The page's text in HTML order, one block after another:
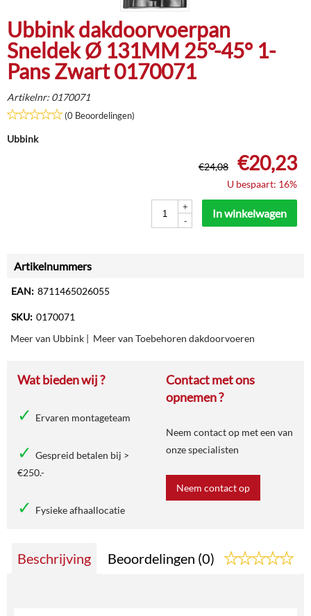
Ubbink dakdoorvoerpan
Sneldek Ø 131MM 25°-45° 1-
Pans Zwart 0170071
Artikelnr: 0170071
(0 Beoordelingen)
Ubbink
€24,08 €20,23
U bespaart: 16%
+
-
In winkelwagen
Artikelnummers
EAN: 8711465026055
SKU: 0170071
Meer van Ubbink | Meer van Toebehoren dakdoorvoeren
Wat bieden wij ?
Ervaren montageteam
Gespreid betalen bij >
€250.-
Fysieke afhaallocatie
Contact met ons
opnemen ?
Neem contact op met een van
onze specialisten
Neem contact op
Beschrijving Beoordelingen (0)